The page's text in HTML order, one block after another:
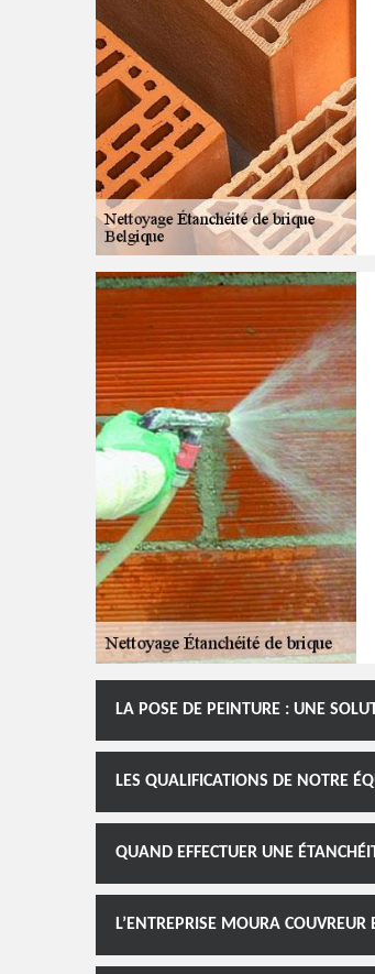
LA POSE DE PEINTURE : UNE
LES QUALIFICATIONS DE NOTRE
QUAND EFFECTUER UNE
L’ENTREPRISE MOURA